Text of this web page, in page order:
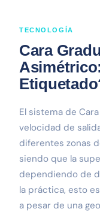
TECNOLOGÍA
Cara
El sistema de
velocidad de
diferentes zonas
siendo que la
dependiendo de
la práctica, esto
a pesar de una